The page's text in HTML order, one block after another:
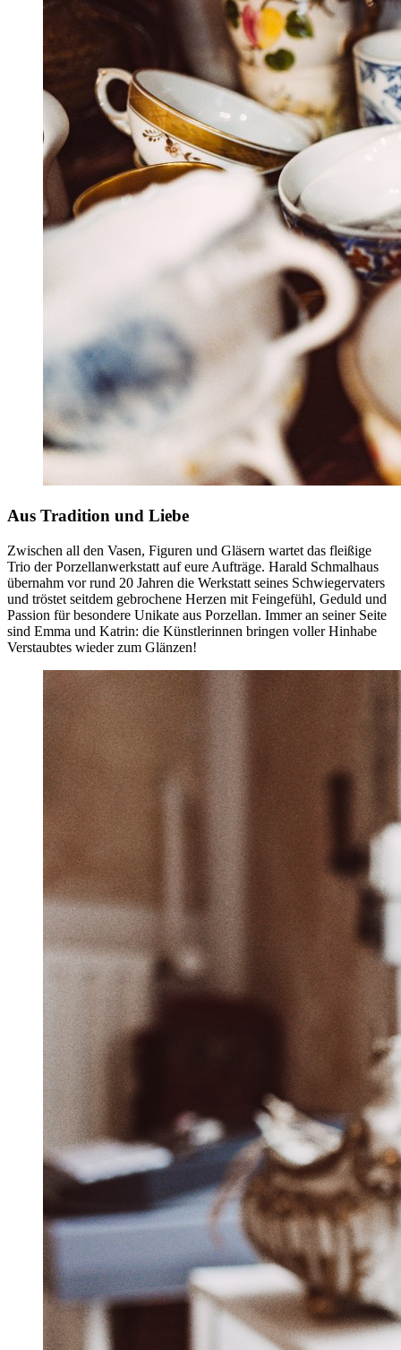
Aus Tradition und Liebe
Zwischen all den Vasen, Figuren und Gläsern wartet das fleißige
Trio der Porzellanwerkstatt auf eure Aufträge. Harald Schmalhaus
übernahm vor rund 20 Jahren die Werkstatt seines Schwiegervaters
und tröstet seitdem gebrochene Herzen mit Feingefühl, Geduld und
Passion für besondere Unikate aus Porzellan. Immer an seiner Seite
sind Emma und Katrin: die Künstlerinnen bringen voller Hinhabe
Verstaubtes wieder zum Glänzen!